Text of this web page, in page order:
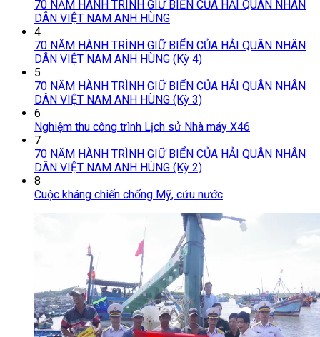
70 NĂM HÀNH TRÌNH GIỮ BIỂN CỦA HẢI QUÂN NHÂN
DÂN VIỆT NAM ANH HÙNG
4
70 NĂM HÀNH TRÌNH GIỮ BIỂN CỦA HẢI QUÂN NHÂN
DÂN VIỆT NAM ANH HÙNG (Kỳ 4)
5
70 NĂM HÀNH TRÌNH GIỮ BIỂN CỦA HẢI QUÂN NHÂN
DÂN VIỆT NAM ANH HÙNG (Kỳ 3)
6
Nghiệm thu công trình Lịch sử Nhà máy X46
7
70 NĂM HÀNH TRÌNH GIỮ BIỂN CỦA HẢI QUÂN NHÂN
DÂN VIỆT NAM ANH HÙNG (Kỳ 2)
8
Cuộc kháng chiến chống Mỹ, cứu nước